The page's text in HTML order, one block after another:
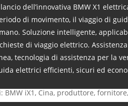
dell’innovativa BMW X1
di movimento, il viaggio di
Soluzione intelligente,
di viaggio elettrico.
tecnologia di assistenza per la
elettrici efficienti, sicuri ed
BMW iX1, Cina, produttore,